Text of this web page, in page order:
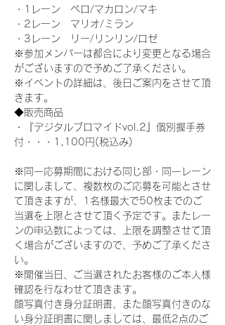
・1レーン　ペロ/マカロン/マキ
・2レーン　マリオ/ミラン
・3レーン　リー/リンリン/ロゼ
※参加メンバーは都合により変更となる場合
がございますので予めご了承ください。
※イベントの詳細は、後日ご案内をさせて頂
きます。
◆販売商品
・『デジタルブロマイドvol.2』個別握手券
付・・・1,100円(税込み)
※同一応募期間における同じ部・同一レーン
に関しまして、複数枚のご応募を可能とさせ
て頂きますが、1名様最大で50枚までのご
当選を上限とさせて頂く予定です。またレー
ンの申込数によっては、上限を調整させて頂
く場合がございますので、予めご了承くださ
い。
※開催当日、ご当選されたお客様のご本人様
確認を行なわせて頂きます。
顔写真付き身分証明書、また顔写真付きのな
い身分証明書に関しましては、最低2点のご